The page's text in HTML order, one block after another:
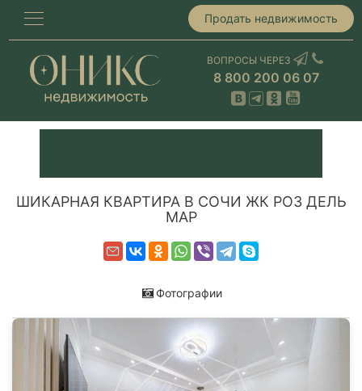
Продать недвижимость
ВОПРОСЫ ЧЕРЕЗ
8 800 200 06 07
ШИКАРНАЯ КВАРТИРА В СОЧИ ЖК РОЗ ДЕЛЬ
МАР
Фотографии